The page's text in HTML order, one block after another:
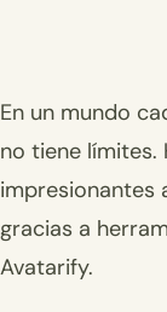
En un mundo
no tiene
impresionantes
gracias a
Avatarify.